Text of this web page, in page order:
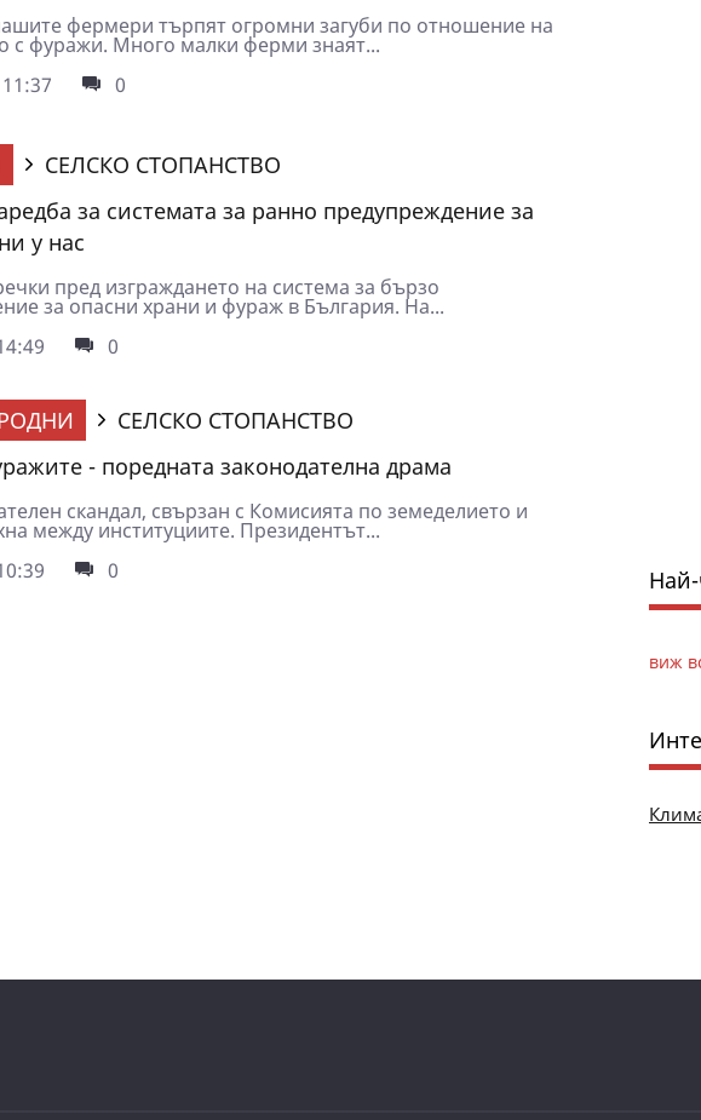
фермери търпят огромни загуби по отношение на
с фуражи. Много малки ферми знаят...
0
СЕЛСКО СТОПАНСТВО
за системата за ранно предупреждение за
у нас
пред изграждането на система за бързо
за опасни храни и фураж в България. На...
0
СЕЛСКО СТОПАНСТВО
- поредната законодателна драма
скандал, свързан с Комисията по земеделието и
между институциите. Президентът...
0
виж